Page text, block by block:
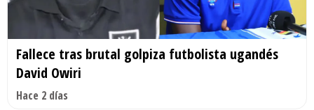
Fallece tras brutal golpiza futbolista ugandés
David Owiri
Hace 2 días